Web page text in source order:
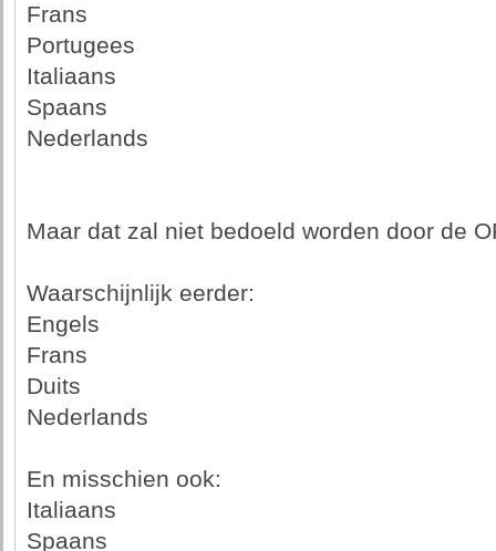
Frans
Portugees
Italiaans
Spaans
Nederlands
Maar dat zal niet bedoeld worden door de
Waarschijnlijk eerder:
Engels
Frans
Duits
Nederlands
En misschien ook:
Italiaans
Spaans